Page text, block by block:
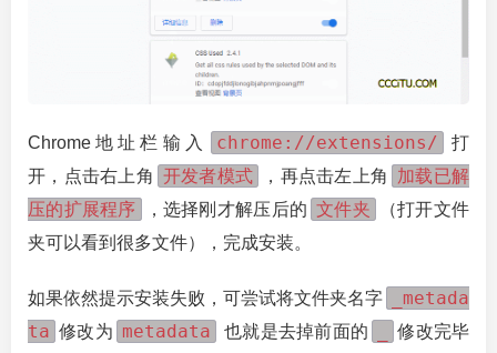
Chrome地址栏输入 chrome://extensions/
打
开，点击右上角 开发者模式 ，再点击左上角
加载已解
压的扩展程序
，选择刚才解压后的 文件夹
（打开文件
夹可以看到很多文件），完成安装。
如果依然提示安装失败，可尝试将文件夹名字
_metada
ta 修改为 metadata 也就是去掉前面的
修改完毕